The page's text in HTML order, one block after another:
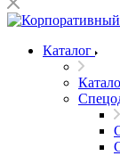
Каталог